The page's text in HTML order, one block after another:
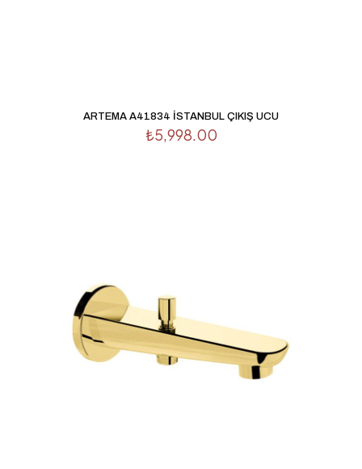
ARTEMA A41834 İSTANBUL ÇIKIŞ UCU
₺5,998.00